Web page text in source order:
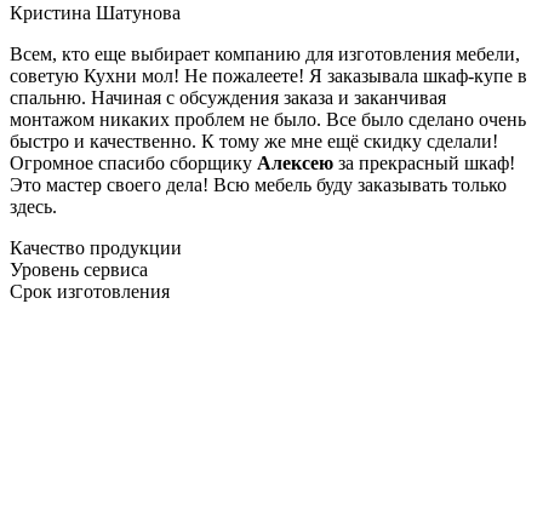
Кристина Шатунова
Всем, кто еще выбирает компанию для изготовления мебели,
советую Кухни мол! Не пожалеете! Я заказывала шкаф-купе в
спальню. Начиная с обсуждения заказа и заканчивая
монтажом никаких проблем не было. Все было сделано очень
быстро и качественно. К тому же мне ещё скидку сделали!
Огромное спасибо сборщику Алексею за прекрасный шкаф!
Это мастер своего дела! Всю мебель буду заказывать только
здесь.
Качество продукции
Уровень сервиса
Срок изготовления